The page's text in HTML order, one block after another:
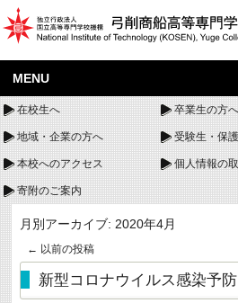
MENU
在校生へ 卒業生の方へ
地域・企業の方へ 受験生・保
本校へのアクセス 個人情報の
寄附のご案内
月別アーカイブ: 2020年4月
← 以前の投稿
新型コロナウイルス感染予